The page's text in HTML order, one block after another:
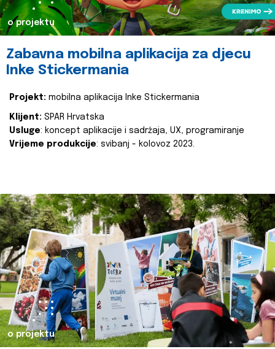
o projektu
Zabavna mobilna aplikacija za djecu
Inke Stickermania
Projekt: mobilna aplikacija Inke Stickermania
Klijent: SPAR Hrvatska
Usluge: koncept aplikacije i sadržaja, UX, programiranje
Vrijeme produkcije: svibanj - kolovoz 2023.
o projektu